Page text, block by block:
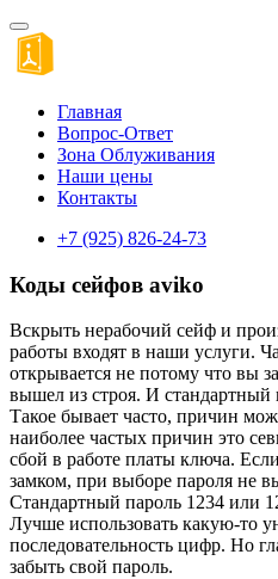
Главная
Вопрос-Ответ
Зона Облуживания
Наши цены
Контакты
+7 (925) 826-24-73
Коды сейфов aviko
Вскрыть нерабочий сейф и
работы входят в наши услуги.
открывается не потому что вы
вышел из строя. И стандартный
Такое бывает часто, причин
наиболее частых причин это
сбой в работе платы ключа.
замком, при выборе пароля не
Стандартный пароль 1234 или
Лучше использовать какую-то
последовательность цифр. Но
забыть свой пароль.